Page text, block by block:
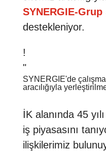
SYNERGIE-
destekleniyor.
!
"
SYNERGIE'de
aracılığıyla
İK alanında 45
iş piyasasını
ilişkilerimiz